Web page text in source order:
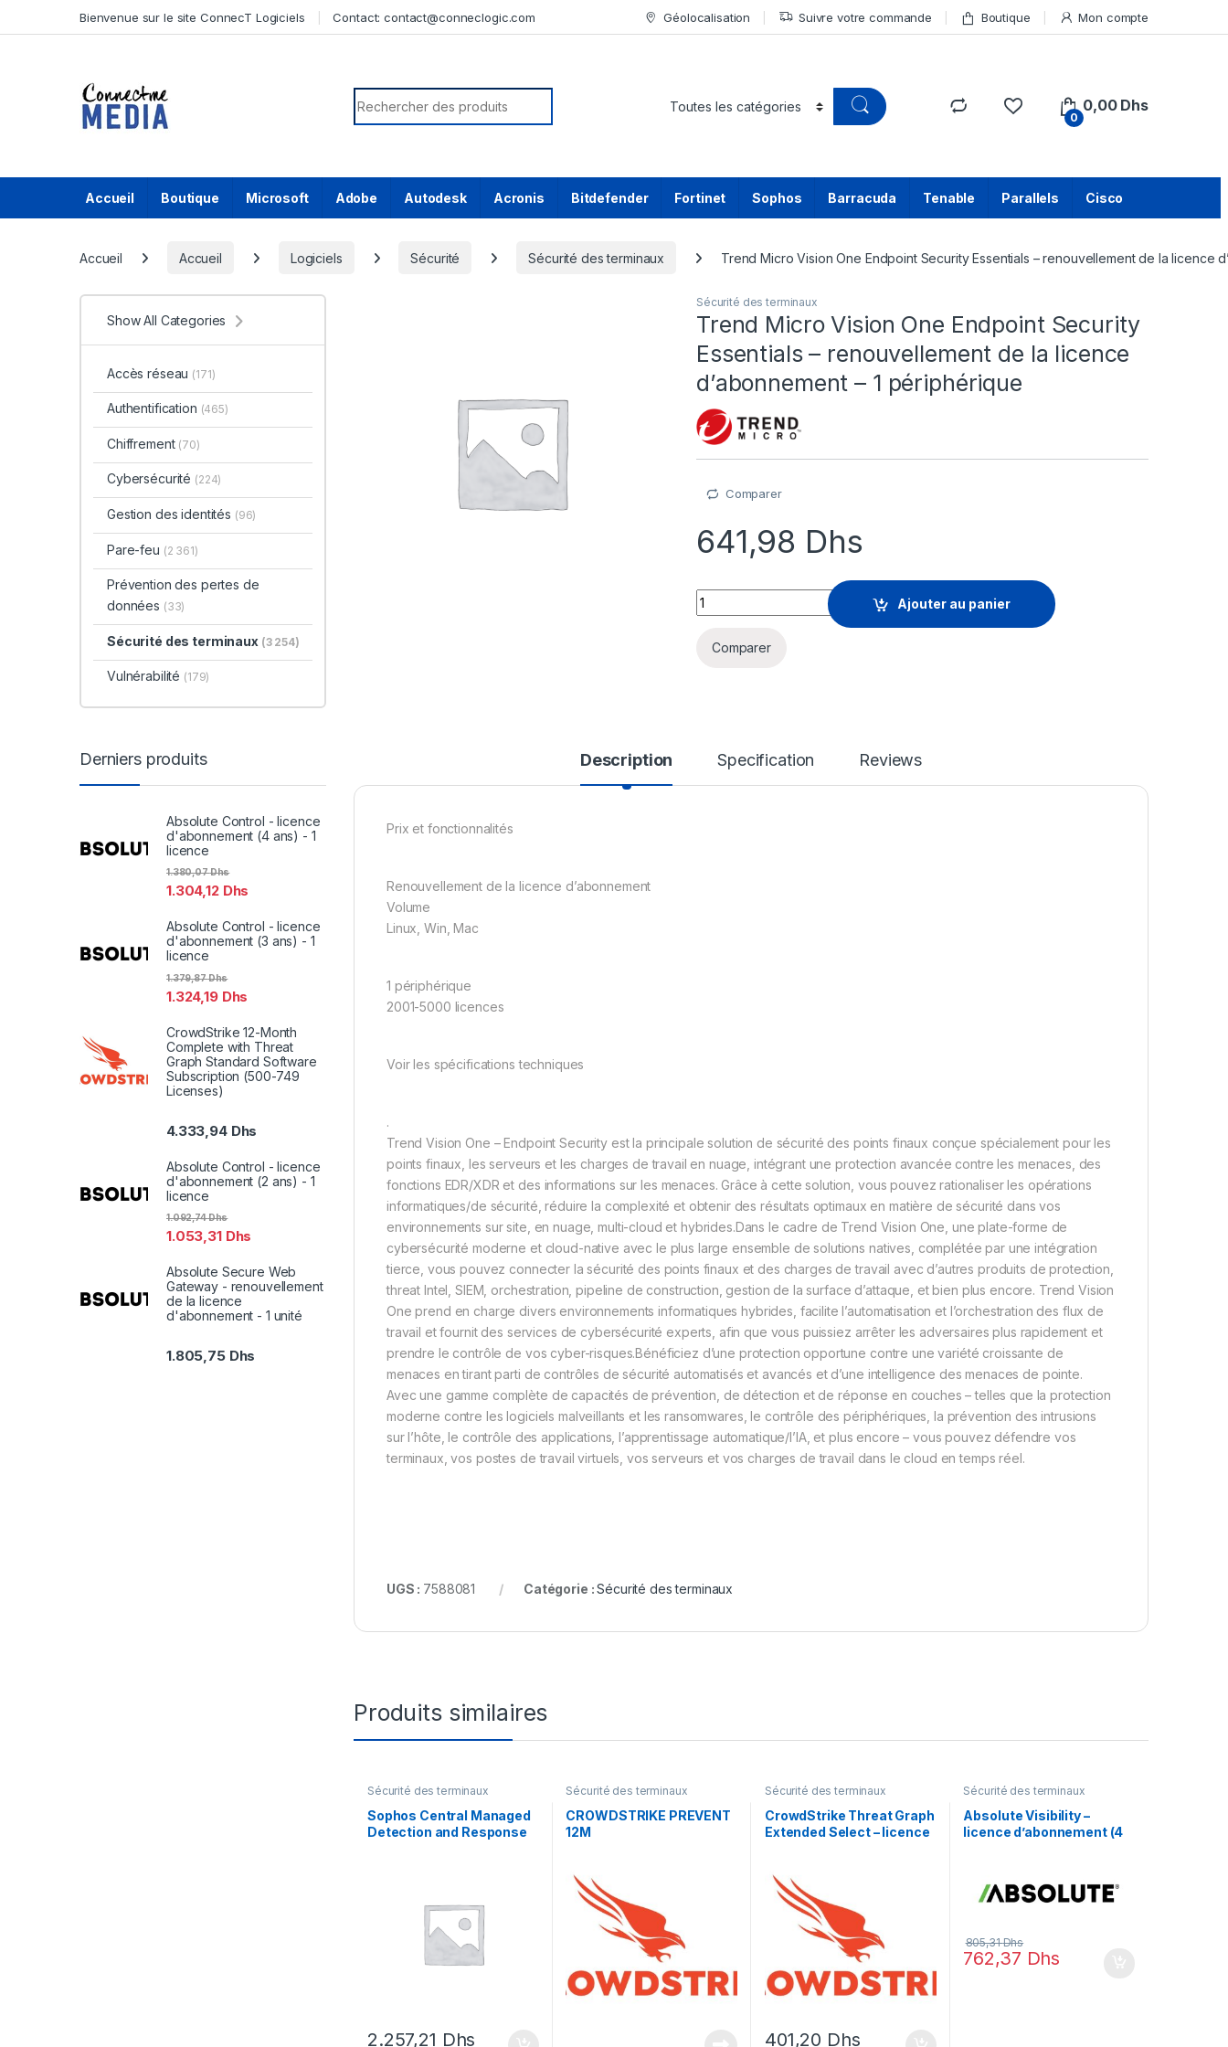
Bienvenue sur le site ConnecT Logiciels Contact:contact@conneclogic.com Géolocalisation Suivre votre commande Boutique Mon compte
Search for:
0
0,00 Dhs
Accueil Boutique Microsoft Adobe Autodesk Acronis Bitdefender Fortinet Sophos Barracuda Tenable Parallels Cisco
Accueil Accueil Logiciels Sécurité Sécurité des terminaux Trend Micro Vision One Endpoint Security Essentials – renouvellement de la licence
Sécurité des terminaux
Trend Micro Vision One Endpoint Security
Essentials – renouvellement de la licence
d’abonnement – 1 périphérique
Comparer
641,98 Dhs
Trend Micro Vision One Endpoint Security Essentials - renouvellement de la
Ajouter au panier
Comparer
Description Specification Reviews
Prix et fonctionnalités
Renouvellement de la licence d’abonnement
Volume
Linux, Win, Mac
1 périphérique
2001-5000 licences
Voir les spécifications techniques
.
Trend Vision One – Endpoint Security est la principale solution de sécurité des points finaux conçue spécialement pour les
points finaux, les serveurs et les charges de travail en nuage, intégrant une protection avancée contre les menaces, des
fonctions EDR/XDR et des informations sur les menaces. Grâce à cette solution, vous pouvez rationaliser les opérations
informatiques/de sécurité, réduire la complexité et obtenir des résultats optimaux en matière de sécurité dans vos
environnements sur site, en nuage, multi-cloud et hybrides.Dans le cadre de Trend Vision One, une plate-forme de
cybersécurité moderne et cloud-native avec le plus large ensemble de solutions natives, complétée par une intégration
tierce, vous pouvez connecter la sécurité des points finaux et des charges de travail avec d’autres produits de protection,
threat Intel, SIEM, orchestration, pipeline de construction, gestion de la surface d’attaque, et bien plus encore. Trend Vision
One prend en charge divers environnements informatiques hybrides, facilite l’automatisation et l’orchestration des flux de
travail et fournit des services de cybersécurité experts, afin que vous puissiez arrêter les adversaires plus rapidement et
prendre le contrôle de vos cyber-risques.Bénéficiez d’une protection opportune contre une variété croissante de
menaces en tirant parti de contrôles de sécurité automatisés et avancés et d’une intelligence des menaces de pointe.
Avec une gamme complète de capacités de prévention, de détection et de réponse en couches – telles que la protection
moderne contre les logiciels malveillants et les ransomwares, le contrôle des périphériques, la prévention des intrusions
sur l’hôte, le contrôle des applications, l’apprentissage automatique/l’IA, et plus encore – vous pouvez défendre vos
terminaux, vos postes de travail virtuels, vos serveurs et vos charges de travail dans le cloud en temps réel.
UGS : 7588081 Catégorie :Sécurité des terminaux
Produits similaires
Sécurité des terminaux
Sophos Central Managed
Detection and Response
2.257,21 Dhs
Sécurité des terminaux
CROWDSTRIKE PREVENT
12M
Sécurité des terminaux
CrowdStrike Threat Graph
Extended Select – licence
401,20 Dhs
Sécurité des terminaux
Absolute Visibility –
licence d’abonnement (4
762,37 Dhs
805,31Dhs
Show All Categories
Accès réseau (171)
Authentification (465)
Chiffrement (70)
Cybersécurité (224)
Gestion des identités (96)
Pare-feu (2 361)
Prévention des pertes de
données (33)
Sécurité des terminaux (3 254)
Vulnérabilité (179)
Derniers produits
Absolute Control - licence
d'abonnement (4 ans) - 1
licence
1.304,12 Dhs
1.380,07Dhs
Absolute Control - licence
d'abonnement (3 ans) - 1
licence
1.324,19 Dhs
1.379,87Dhs
CrowdStrike 12-Month
Complete with Threat
Graph Standard Software
Subscription (500-749
Licenses)
4.333,94 Dhs
Absolute Control - licence
d'abonnement (2 ans) - 1
licence
1.053,31 Dhs
1.092,74Dhs
Absolute Secure Web
Gateway - renouvellement
de la licence
d'abonnement - 1 unité
1.805,75 Dhs